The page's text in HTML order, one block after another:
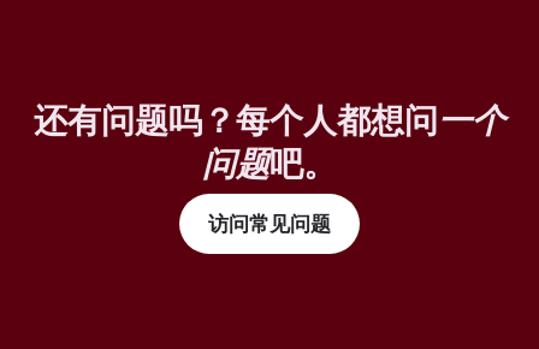
还有问题吗？每个人都想问一个
问题吧。
访问常见问题